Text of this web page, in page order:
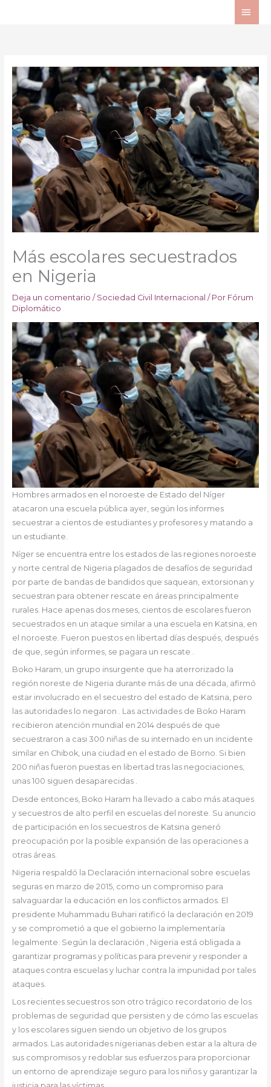
Más escolares secuestrados
en Nigeria
Deja un comentario / Sociedad Civil Internacional / Por Fórum
Diplomático
Hombres armados en el noroeste de Estado del Níger
atacaron una escuela pública ayer, según los informes
secuestrar a cientos de estudiantes y profesores y matando a
un estudiante.
Níger se encuentra entre los estados de las regiones noroeste
y norte central de Nigeria plagados de desafíos de seguridad
por parte de bandas de bandidos que saquean, extorsionan y
secuestran para obtener rescate en áreas principalmente
rurales. Hace apenas dos meses, cientos de escolares fueron
secuestrados en un ataque similar a una escuela en Katsina, en
el noroeste. Fueron puestos en libertad días después, después
de que, según informes, se pagara un rescate .
Boko Haram, un grupo insurgente que ha aterrorizado la
región noreste de Nigeria durante más de una década, afirmó
estar involucrado en el secuestro del estado de Katsina, pero
las autoridades lo negaron . Las actividades de Boko Haram
recibieron atención mundial en 2014 después de que
secuestraron a casi 300 niñas de su internado en un incidente
similar en Chibok, una ciudad en el estado de Borno. Si bien
200 niñas fueron puestas en libertad tras las negociaciones,
unas 100 siguen desaparecidas .
Desde entonces, Boko Haram ha llevado a cabo más ataques
y secuestros de alto perfil en escuelas del noreste. Su anuncio
de participación en los secuestros de Katsina generó
preocupación por la posible expansión de las operaciones a
otras áreas.
Nigeria respaldó la Declaración internacional sobre escuelas
seguras en marzo de 2015, como un compromiso para
salvaguardar la educación en los conflictos armados. El
presidente Muhammadu Buhari ratificó la declaración en 2019
y se comprometió a que el gobierno la implementaría
legalmente. Según la declaración , Nigeria está obligada a
garantizar programas y políticas para prevenir y responder a
ataques contra escuelas y luchar contra la impunidad por tales
ataques.
Los recientes secuestros son otro trágico recordatorio de los
problemas de seguridad que persisten y de cómo las escuelas
y los escolares siguen siendo un objetivo de los grupos
armados. Las autoridades nigerianas deben estar a la altura de
sus compromisos y redoblar sus esfuerzos para proporcionar
un entorno de aprendizaje seguro para los niños y garantizar la